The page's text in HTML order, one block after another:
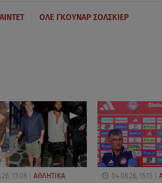
ΟΛΕ ΓΚΟΥΝΑΡ ΣΟΛΣΚΙΕΡ
13:06 ΑΘΛΗΤΙΚΑ 04.08.26, 15:15